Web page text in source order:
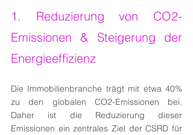
1. Reduzierung von CO2-
Emissionen & Steigerung der
Energieeffizienz
Die Immobilienbranche trägt mit etwa 40%
zu den globalen CO2-Emissionen bei.
Daher ist die Reduzierung dieser
Emissionen ein zentrales Ziel der CSRD für